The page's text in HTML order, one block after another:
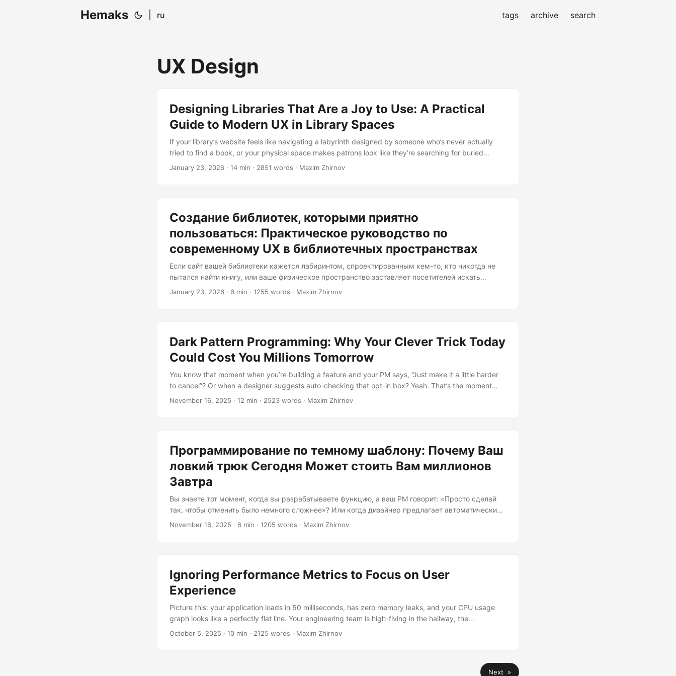
Hemaks ru tags archive search
UX Design
Designing Libraries That Are a Joy to Use: A Practical
Guide to Modern UX in Library Spaces
If your library’s website feels like navigating a labyrinth designed by someone who’s never actually
tried to find a book, or your physical space makes patrons look like they’re searching for buried
treasure without a map, you’re not alone. The good news? Designing libraries that people genuinely
January 23, 2026 · 14 min · 2851 words · Maxim Zhirnov
Создание библиотек, которыми приятно
пользоваться: Практическое руководство по
современному UX в библиотечных пространствах
Если сайт вашей библиотеки кажется лабиринтом, спроектированным кем-то, кто никогда не
пытался найти книгу, или ваше физическое пространство заставляет посетителей искать
спрятанное сокровище без карты, вы не одиноки. Хорошая новость заключается в том, что
January 23, 2026 · 6 min · 1255 words · Maxim Zhirnov
Dark Pattern Programming: Why Your Clever Trick Today
Could Cost You Millions Tomorrow
You know that moment when you’re building a feature and your PM says, “Just make it a little harder
to cancel”? Or when a designer suggests auto-checking that opt-in box? Yeah. That’s the moment
your company might be setting itself up for six or seven figures in regulatory fines. Welcome to the
November 16, 2025 · 12 min · 2523 words · Maxim Zhirnov
Программирование по темному шаблону: Почему Ваш
ловкий трюк Сегодня Может стоить Вам миллионов
Завтра
Вы знаете тот момент, когда вы разрабатываете функцию, а ваш PM говорит: «Просто сделай
так, чтобы отменить было немного сложнее»? Или когда дизайнер предлагает автоматически
отметить флажок согласия? Да. Это тот момент, когда ваша компания может навлечь на себя
November 16, 2025 · 6 min · 1205 words · Maxim Zhirnov
Ignoring Performance Metrics to Focus on User
Experience
Picture this: your application loads in 50 milliseconds, has zero memory leaks, and your CPU usage
graph looks like a perfectly flat line. Your engineering team is high-fiving in the hallway, the
stakeholders are nodding approvingly at the dashboard, and then… users hate it. They’re abandoning
machine that we’ve forgotten about the human sitting behind the screen, probably cursing at our
October 5, 2025 · 10 min · 2125 words · Maxim Zhirnov
Next »